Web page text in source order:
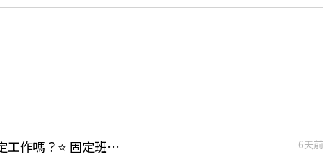
👍 三重 中和🚀 門市夥伴招募中🦐想找穩定工作嗎？⭐ 固定班別＋完整培訓＋油資補貼！
6天前